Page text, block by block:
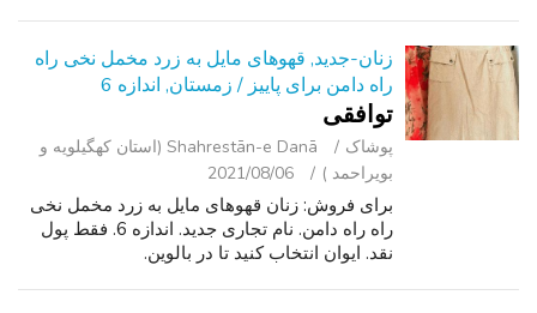
زنان-جدید, قهوهای مایل به زرد مخمل نخی راه
راه دامن برای پاییز / زمستان, اندازه 6
توافقی
پوشاک
Shahrestān-e Danā (استان کهگیلویه و
بویراحمد )
2021/08/06
برای فروش: زنان قهوهای مایل به زرد مخمل نخی
راه راه دامن. نام تجاری جدید. اندازه 6. فقط پول
نقد. ایوان انتخاب کنید تا در بالوین.